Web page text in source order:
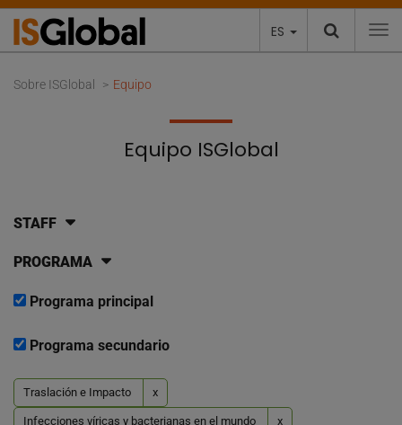
ES
Sobre ISGlobal Equipo
Equipo ISGlobal
STAFF
PROGRAMA
Programa principal
Programa secundario
Traslación e Impacto x
Infecciones víricas y bacterianas en el mundo x